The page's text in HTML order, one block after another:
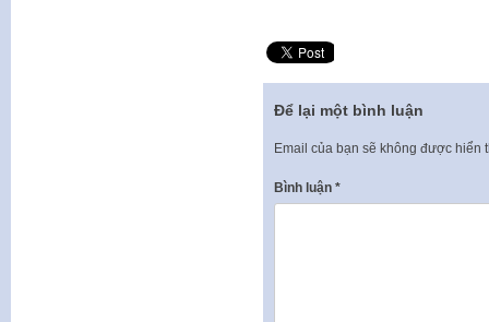
Để lại một bình luận
Email của bạn sẽ không được hiển
Bình luận *